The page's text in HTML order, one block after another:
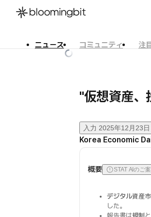
ニュース コミュニティ
注
"仮想資産、
入力 2025年12月23
Korea Economic
概要 STAT AIのご
デジタル資産
した。